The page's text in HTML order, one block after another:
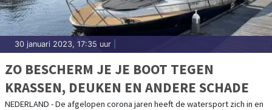
30 januari 2023, 17:35 uur
ZO BESCHERM JE JE BOOT TEGEN
KRASSEN, DEUKEN EN ANDERE SCHADE
NEDERLAND - De afgelopen corona jaren heeft de watersport zich in en